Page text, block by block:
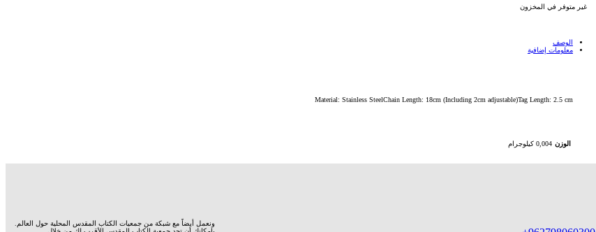
غير متوفر في المخزون
الوصف
معلومات إضافية
Material: Stainless SteelChain Length: 18cm (Including 2cm adjustable)Tag Length: 2.5 cm
الوزن 0,004 كيلوجرام
ونعمل أيضاً مع شبكة من جمعيات الكتاب المقدس المحلية حول العالم.